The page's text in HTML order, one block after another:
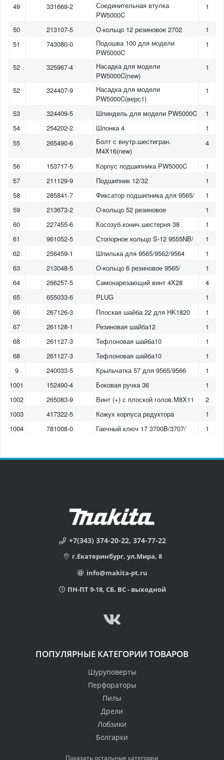
49 331669-2
Соединительная втулка
PW5000C
1
50 213107-5 О-кольцо 12 резиновое 2702
1
51
743080-0
Подошва 100 для модели
PW5000C
1
52 325967-4
Насадка для модели
PW5000C(new)
1
52 324407-9
Насадка для модели
PW5000C(верс1)
1
53 324409-5 Шпиндель для модели PW5000C
1
54
254202-2 Шпонка 4
1
55
265490-6
Болт с внутр.шестигран.
M4X16(new)
4
56 153717-5 Корпус подшипника PW5000C
1
57
211129-9 Подшипник 12/32
1
58
285841-7 Фиксатор подшипника для 9565/
1
59
213673-2 О-кольцо 52 резиновое
1
60
227455-6 Косозуб.конич.шестерня 38
1
61
961052-5 Стопорное кольцо S-12 9555NB/
1
62
256459-1 Шпилька для 9565/9562/9564
1
63
213048-5 О-кольцо 6 резиновое 9565/
1
64
266257-5 Самонарезающий винт 4X28
4
65
655033-6 PLUG
1
66
267126-3 Плоская шайба 22 для HK1820
1
67
261128-1 Резиновая шайба12
1
68
261127-3 Тефлоновая шайба10
1
68
261127-3 Тефлоновая шайба10
1
9
240033-5 Крыльчатка 57 для 9565/9566
1
1001
152490-4 Боковая ручка 36
1
1002
265083-9 Винт (+) с плоской голов.M8X11
2
1003
417322-5 Кожух корпуса редуктора
1
1004
781008-0 Гаечный ключ 17 3700B/3707/ 1
+7(343) 374-20-22, 374-77-22
г.Екатеринбург, ул.Мира, 8
info@makita-pt.ru
ПН-ПТ 9-18, СБ, ВС - выходной
ПОПУЛЯРНЫЕ КАТЕГОРИИ ТОВАРОВ
Шуруповерты
Перфораторы
Пилы
Дрели
Лобзики
Болгарки
Показать остальные категории